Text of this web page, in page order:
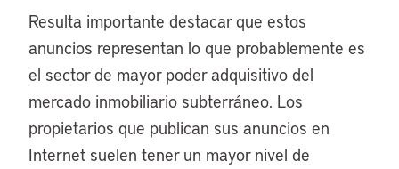
Resulta importante destacar que estos
anuncios representan lo que probablemente es
el sector de mayor poder adquisitivo del
mercado inmobiliario subterráneo. Los
propietarios que publican sus anuncios en
Internet suelen tener un mayor nivel de